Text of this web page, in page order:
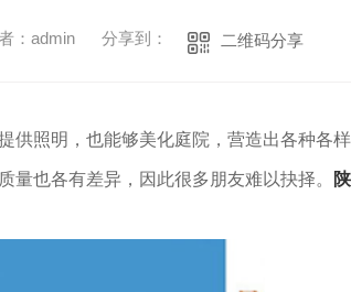
：admin 分享到： 二维码分享
供照明，也能够美化庭院，营造出各种各
也各有差异，因此很多朋友难以抉择。